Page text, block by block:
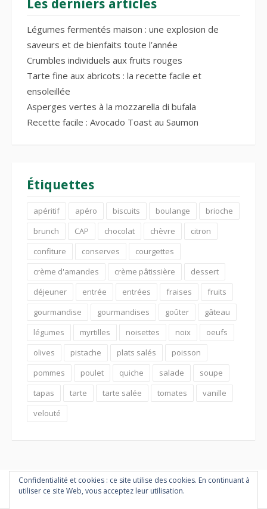
Les derniers articles
Légumes fermentés maison : une explosion de
saveurs et de bienfaits toute l’année
Crumbles individuels aux fruits rouges
Tarte fine aux abricots : la recette facile et
ensoleillée
Asperges vertes à la mozzarella di bufala
Recette facile : Avocado Toast au Saumon
Étiquettes
apéritif apéro biscuits boulange
brioche
brunch
CAP chocolat chèvre
citron
confiture
conserves
courgettes
crème d'amandes
crème pâtissière
dessert
déjeuner
entrée entrées fraises
fruits
gourmandise
gourmandises goûter
gâteau
légumes
myrtilles noisettes noix
oeufs
olives
pistache plats salés
poisson
pommes
poulet quiche salade
soupe
tapas
tarte tarte salée tomates
vanille
velouté
Confidentialité et cookies : ce site utilise des cookies. En continuant à
utiliser ce site Web, vous acceptez leur utilisation.